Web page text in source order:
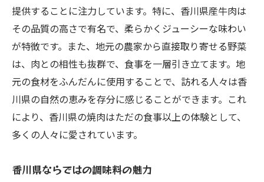
提供することに注力しています。特に、香川県産牛肉は
その品質の高さで有名で、柔らかくジューシーな味わい
が特徴です。また、地元の農家から直接取り寄せる野菜
は、肉との相性も抜群で、食事を一層引き立てます。地
元の食材をふんだんに使用することで、訪れる人々は香
川県の自然の恵みを存分に感じることができます。これ
により、香川県の焼肉はただの食事以上の体験として、
多くの人々に愛されています。
香川県ならではの調味料の魅力